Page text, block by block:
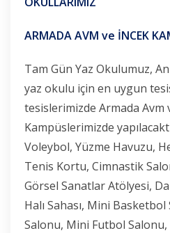
ARMADA AVM ve İNCEK
Tam Gün Yaz Okulumuz,
yaz okulu için en uygun
tesislerimizde Armada Avm
Kampüslerimizde
Voleybol, Yüzme Havuzu,
Tenis Kortu, Cimnastik
Görsel Sanatlar Atölyesi,
Halı Sahası, Mini
Salonu, Mini Futbol